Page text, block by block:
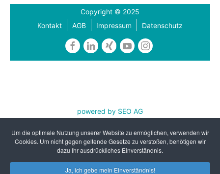
Um die optimale Nutzung unserer Website zu ermöglichen, verwenden wir
Cookies. Um nicht gegen geltende Gesetze zu verstoßen, benötigen wir
dazu Ihr ausdrückliches Einverständnis.
Ja, ich gebe mein Einverständnis!
Copyright © 2025
Kontakt
AGB Impressum Datenschutz
powered by SEO AG
REFA Nordwest e.V. ist zertifiziert nach DIN EN ISO
9001:2015 und AZAV